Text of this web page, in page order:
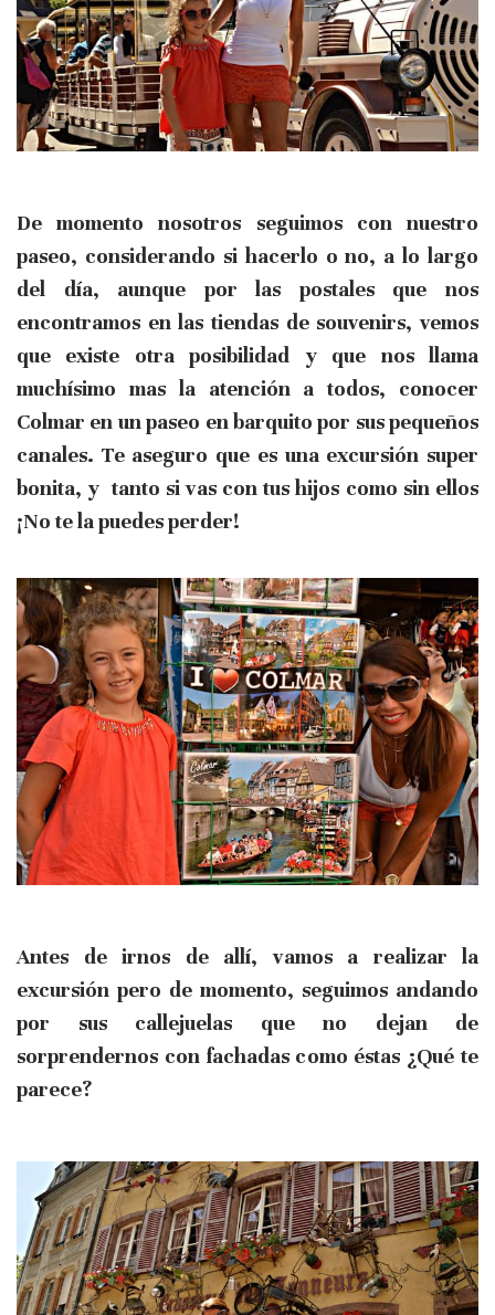
De momento nosotros seguimos con nuestro
paseo, considerando si hacerlo o no, a lo largo
del día, aunque por las postales que nos
encontramos en las tiendas de souvenirs, vemos
que existe otra posibilidad y que nos llama
muchísimo mas la atención a todos, conocer
Colmar en un paseo en barquito por sus pequeños
canales. Te aseguro que es una excursión super
bonita, y tanto si vas con tus hijos como sin ellos
¡No te la puedes perder!
Antes de irnos de allí, vamos a realizar la
excursión pero de momento, seguimos andando
por sus callejuelas que no dejan de
sorprendernos con fachadas como éstas ¿Qué te
parece?